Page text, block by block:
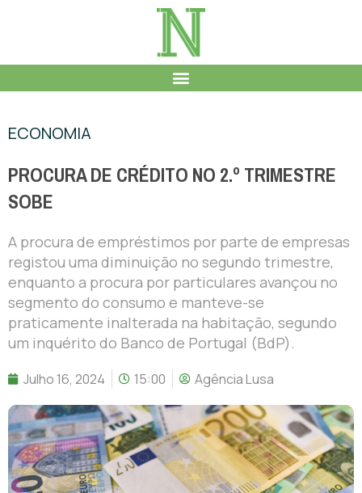
ECONOMIA
PROCURA DE CRÉDITO NO 2.º TRIMESTRE
SOBE
A procura de empréstimos por parte de empresas
registou uma diminuição no segundo trimestre,
enquanto a procura por particulares avançou no
segmento do consumo e manteve-se
praticamente inalterada na habitação, segundo
um inquérito do Banco de Portugal (BdP).
Julho 16, 2024 15:00 Agência Lusa